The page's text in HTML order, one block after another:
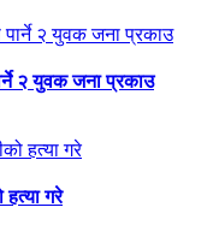
२ युवक जना प्रकाउ
हत्या गरे